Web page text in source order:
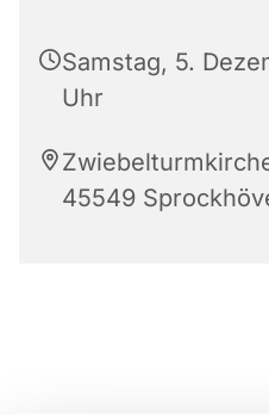
Samstag, 5.
Uhr
45549